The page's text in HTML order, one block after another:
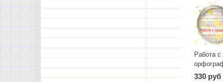
Работа с
330 руб